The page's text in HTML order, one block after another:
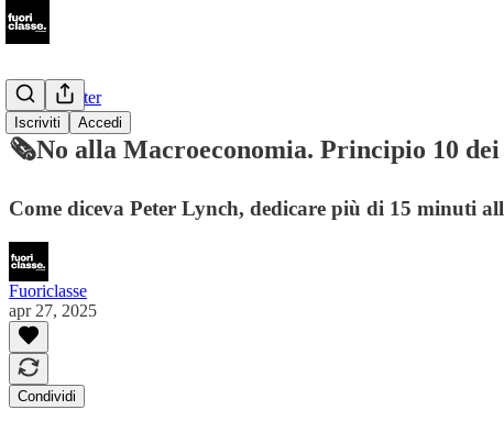
Iscriviti Accedi
📩Newsletter
🗞️No alla Macroeconomia. Principio 10 dei
Come diceva Peter Lynch, dedicare più di 15 minuti
Fuoriclasse
apr 27, 2025
Condividi